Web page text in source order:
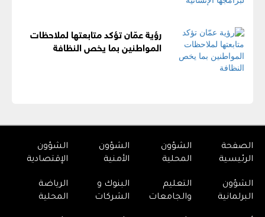
رؤية عمّان تؤكد متابعتها لملاحظات
المواطنين بما يخص النظافة
الصفحة
الرئيسية
الشؤون
المحلية
الشؤون
الأمنية
الشؤون
الإقتصادية
الشؤون
البرلمانية
التعليم
والجامعات
البنوك و
الشركات
الرياضة
المحلية